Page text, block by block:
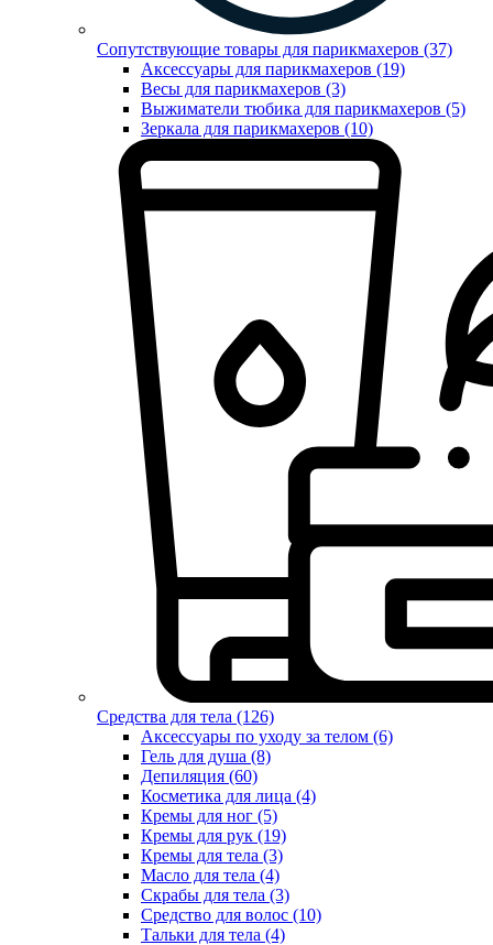
Сопутствующие товары для парикмахеров (37)
Аксессуары для парикмахеров (19)
Весы для парикмахеров (3)
Выжиматели тюбика для парикмахеров (5)
Зеркала для парикмахеров (10)
Средства для тела (126)
Аксессуары по уходу за телом (6)
Гель для душа (8)
Депиляция (60)
Косметика для лица (4)
Кремы для ног (5)
Кремы для рук (19)
Кремы для тела (3)
Масло для тела (4)
Скрабы для тела (3)
Средство для волос (10)
Тальки для тела (4)